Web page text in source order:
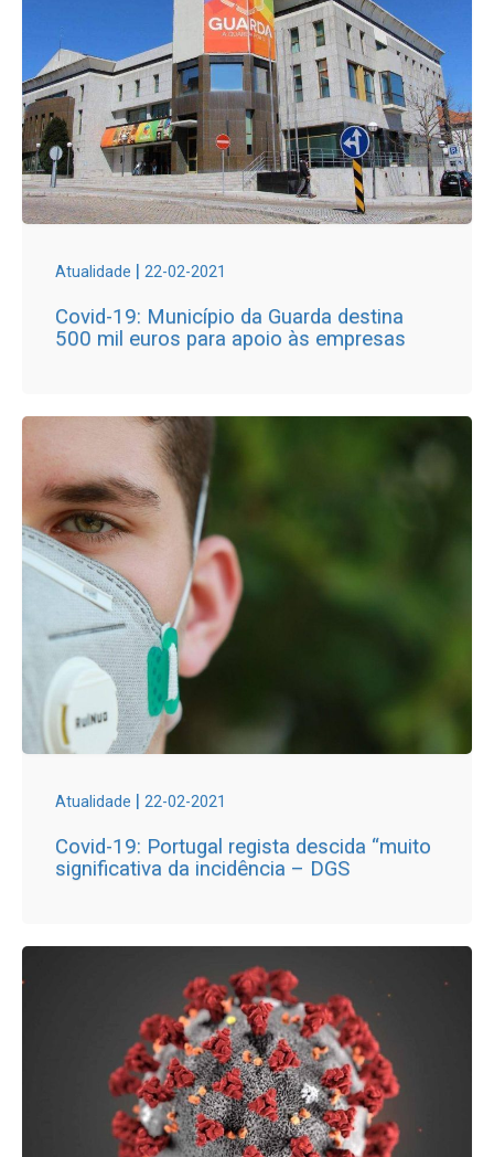
Atualidade | 22-02-2021
Covid-19: Município da Guarda destina
500 mil euros para apoio às empresas
Atualidade | 22-02-2021
Covid-19: Portugal regista descida “muito
significativa da incidência – DGS